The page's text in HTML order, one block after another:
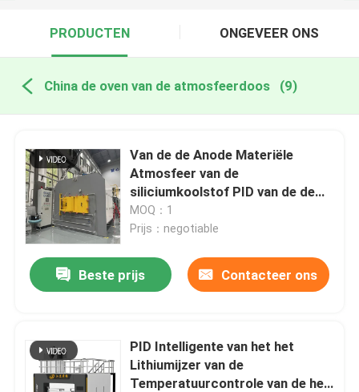
PRODUCTEN ONGEVEER ONS
China de oven van de atmosfeerdoos (9)
Van de de Anode Materiële
Atmosfeer van de
siliciumkoolstof PID van de de
Doosoven Intelligente
Temperatuurcontrole
MOQ：1
Prijs：negotiable
Beste prijs Contacteer ons
PID Intelligente van het het
Lithiumijzer van de
Temperatuurcontrole van de het